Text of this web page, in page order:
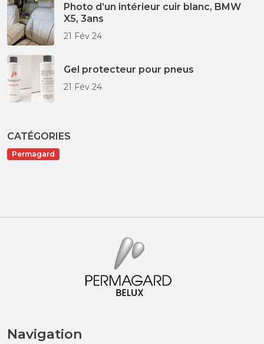
Photo d’un intérieur cuir blanc, BMW
X5, 3ans
21 Fév 24
Gel protecteur pour pneus
21 Fév 24
CATÉGORIES
Permagard
Navigation